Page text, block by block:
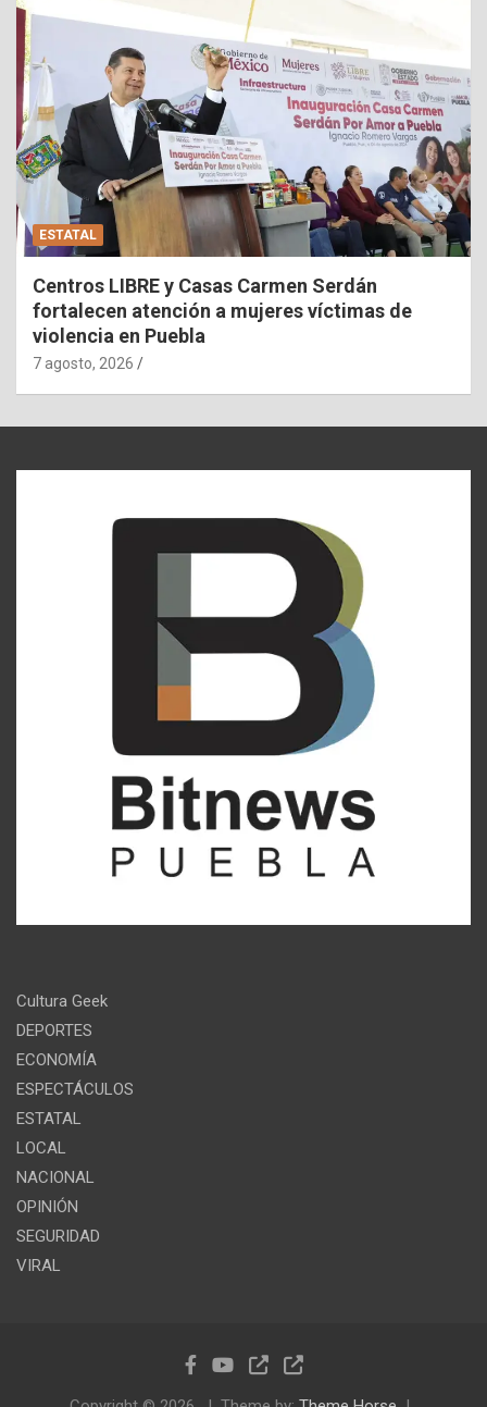
ESTATAL
Centros LIBRE y Casas Carmen Serdán
fortalecen atención a mujeres víctimas de
violencia en Puebla
7 agosto, 2026
Cultura Geek
DEPORTES
ECONOMÍA
ESPECTÁCULOS
ESTATAL
LOCAL
NACIONAL
OPINIÓN
SEGURIDAD
VIRAL